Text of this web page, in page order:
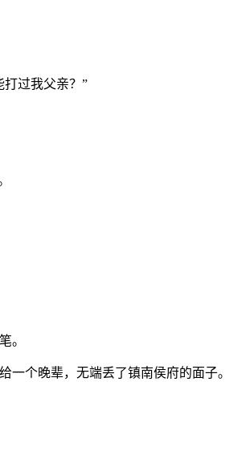
过我父亲？”
。
一个晚辈，无端丢了镇南侯府的面子。